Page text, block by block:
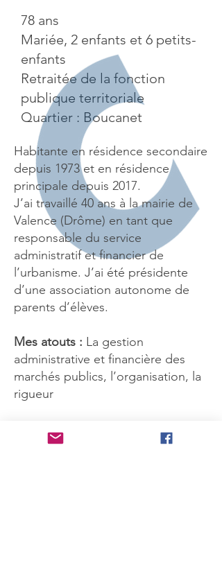
78 ans
Mariée, 2 enfants et 6 petits-
enfants
Retraitée de la fonction
publique territoriale
Quartier : Boucanet
Habitante en résidence secondaire
depuis 1973 et en résidence
principale depuis 2017.
J’ai travaillé 40 ans à la mairie de
Valence (Drôme) en tant que
responsable du service
administratif et financier de
l’urbanisme. J’ai été présidente
d’une association autonome de
parents d’élèves.
Mes atouts : La gestion
administrative et financière des
marchés publics, l’organisation, la
rigueur
Je m’engage avec Charly Crespe
car c’est un homme dynamique et